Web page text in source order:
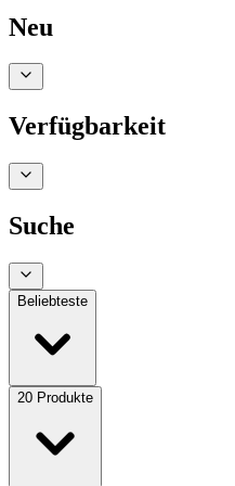
Neu
Verfügbarkeit
Suche
Beliebteste
20 Produkte